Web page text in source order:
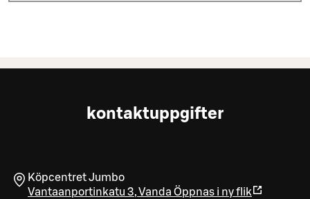
kontaktuppgifter
Köpcentret Jumbo
Vantaanportinkatu 3,Vanda Öppnas i ny flik